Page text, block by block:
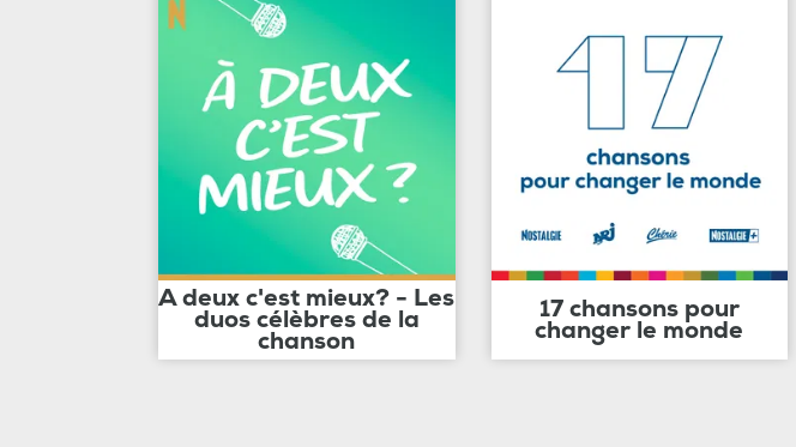
A deux c'est mieux? - Les
duos célèbres de la
chanson
17 chansons pour
changer le monde